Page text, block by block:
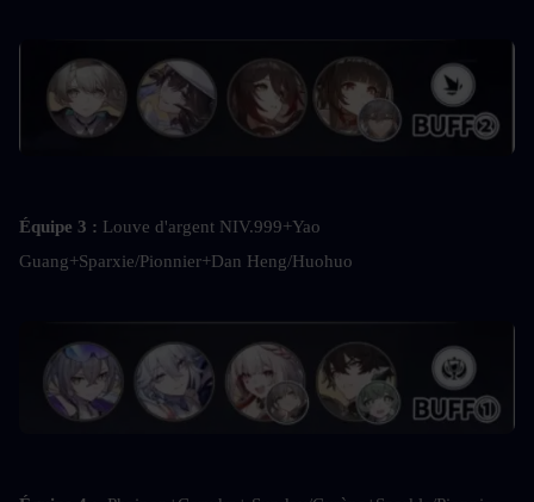
Équipe 3 : Louve d'argent NIV.999+Yao
Guang+Sparxie/Pionnier+Dan Heng/Huohuo